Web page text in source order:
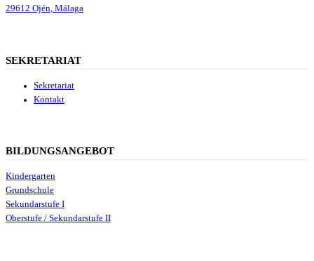
29612 Ojén, Málaga
SEKRETARIAT
Sekretariat
Kontakt
BILDUNGSANGEBOT
Kindergarten
Grundschule
Sekundarstufe I
Oberstufe / Sekundarstufe II